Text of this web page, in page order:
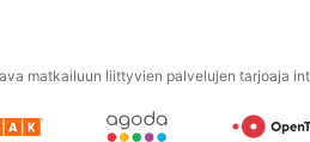
matkailuun liittyvien palvelujen tarjoaja